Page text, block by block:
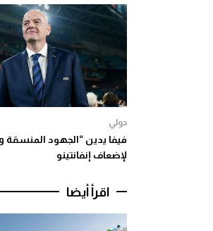
دولي
فيفا يدين “الجهود المنسقة
لإضعاف إنفانتينو
اقرأ أيضا